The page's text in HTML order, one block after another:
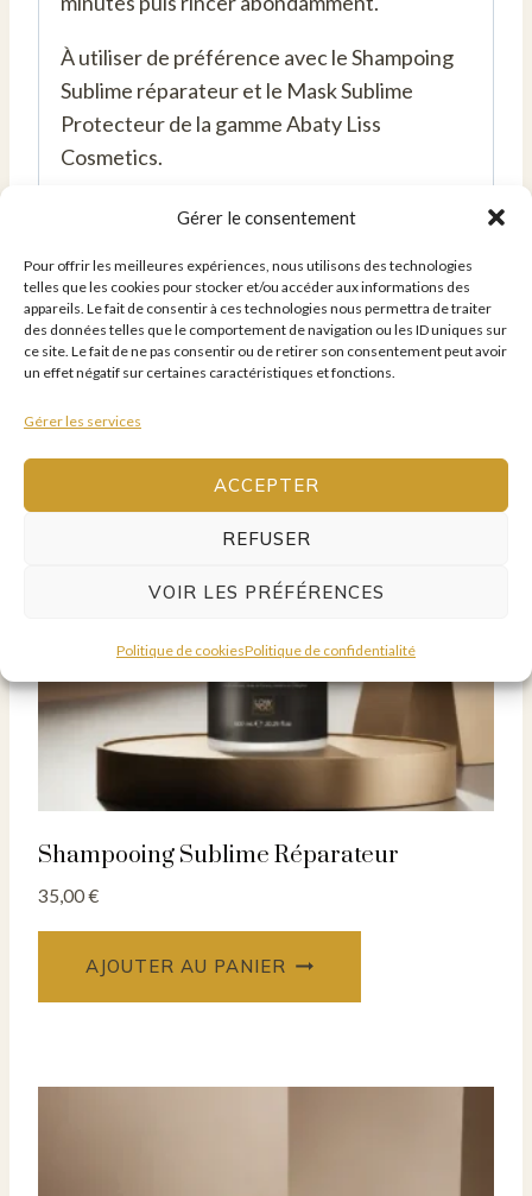
Gérer le consentement
Pour offrir les meilleures expériences, nous utilisons des technologies
telles que les cookies pour stocker et/ou accéder aux informations des
appareils. Le fait de consentir à ces technologies nous permettra de traiter
des données telles que le comportement de navigation ou les ID uniques sur
ce site. Le fait de ne pas consentir ou de retirer son consentement peut avoir
un effet négatif sur certaines caractéristiques et fonctions.
Gérer les services
ACCEPTER
REFUSER
VOIR LES PRÉFÉRENCES
Politique de cookiesPolitique de confidentialité
À utiliser de préférence avec le Shampoing
Sublime réparateur et le Mask Sublime
Protecteur de la gamme Abaty Liss
Cosmetics.
Vous Aimerez Peut-Être
Aussi…
Shampooing Sublime Réparateur
35,00€
AJOUTER AU PANIER